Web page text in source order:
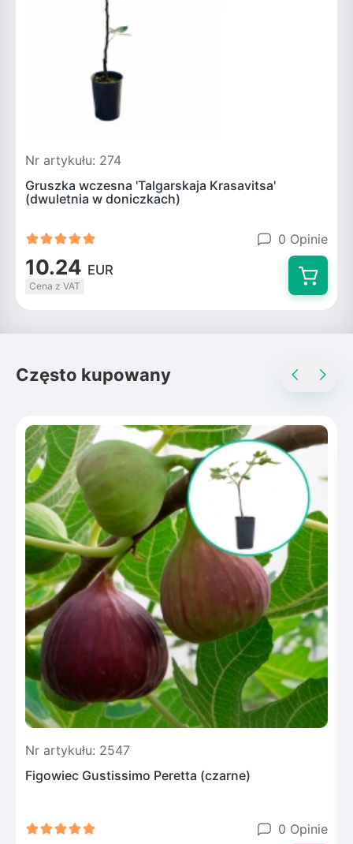
Nr artykułu: 274
Gruszka wczesna 'Talgarskaja Krasavitsa'
(dwuletnia w doniczkach)
0 Opinie
10.24 EUR
Cena z VAT
Często kupowany
Nr artykułu: 2547
Figowiec Gustissimo Peretta (czarne)
0 Opinie